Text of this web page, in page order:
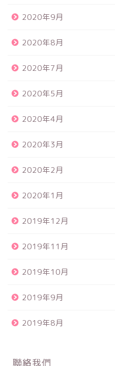
2020年9月
2020年8月
2020年7月
2020年5月
2020年4月
2020年3月
2020年2月
2020年1月
2019年12月
2019年11月
2019年10月
2019年9月
2019年8月
聯絡我們